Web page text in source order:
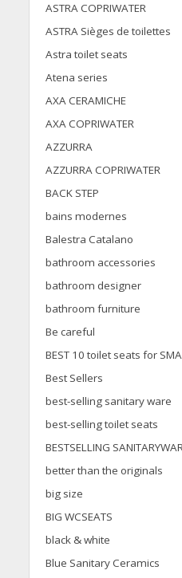
ASTRA COPRIWATER
ASTRA Sièges de toilettes
Astra toilet seats
Atena series
AXA CERAMICHE
AXA COPRIWATER
AZZURRA
AZZURRA COPRIWATER
BACK STEP
bains modernes
Balestra Catalano
bathroom accessories
bathroom designer
bathroom furniture
Be careful
BEST 10 toilet seats for
Best Sellers
best-selling sanitary ware
best-selling toilet seats
BESTSELLING
better than the originals
big size
BIG WCSEATS
black & white
Blue Sanitary Ceramics